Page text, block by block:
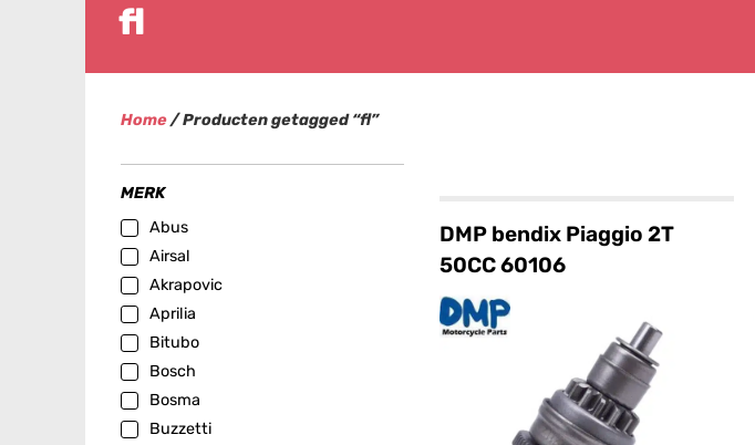
fl
Home/ Producten getagged “fl”
MERK
Abus
Airsal
Akrapovic
Aprilia
Bitubo
Bosch
Bosma
Buzzetti
DMP bendix Piaggio 2T
50CC 60106